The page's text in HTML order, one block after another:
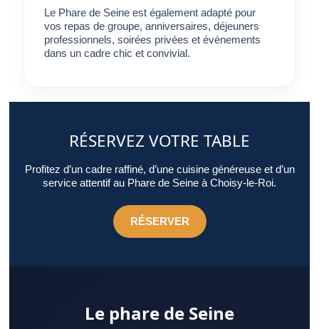
Le Phare de Seine est également adapté pour
vos repas de groupe, anniversaires, déjeuners
professionnels, soirées privées et événements
dans un cadre chic et convivial.
RÉSERVEZ VOTRE TABLE
Profitez d’un cadre raffiné, d’une cuisine généreuse et d’un
service attentif au Phare de Seine à Choisy-le-Roi.
RÉSERVER
Le phare de Seine